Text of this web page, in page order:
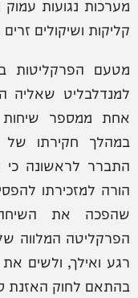
מערכות נגועות עמוק
קליקות ושיקולים
מטעם הפרקליטות
אחת ממספר שיחות
במהלך חקירתו של
התברר לראשונה
הורה למזכירתו
שהפכה את
הפרקליטה המלווה
רגע ואילך, ולשים
בהתאם לחוק האזנת